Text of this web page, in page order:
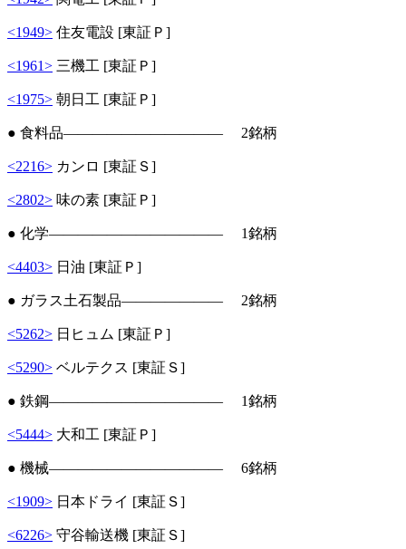
<1949> 住友電設 [東証Ｐ]
<1961> 三機工 [東証Ｐ]
<1975> 朝日工 [東証Ｐ]
● 食料品――――――――――― 2銘柄
<2216> カンロ [東証Ｓ]
<2802> 味の素 [東証Ｐ]
● 化学―――――――――――― 1銘柄
<4403> 日油 [東証Ｐ]
● ガラス土石製品――――――― 2銘柄
<5262> 日ヒュム [東証Ｐ]
<5290> ベルテクス [東証Ｓ]
● 鉄鋼―――――――――――― 1銘柄
<5444> 大和工 [東証Ｐ]
● 機械―――――――――――― 6銘柄
<1909> 日本ドライ [東証Ｓ]
<6226> 守谷輸送機 [東証Ｓ]